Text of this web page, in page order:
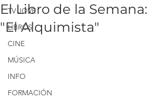
TV JOVE
LIBROS
CINE
MÚSICA
INFO
FORMACIÓN
El Libro de la Semana:
"El Alquimista"